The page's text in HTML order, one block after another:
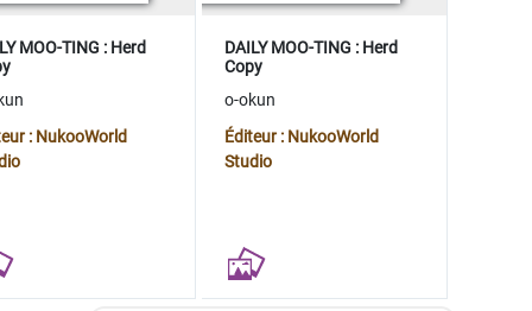
MOO-TING : Herd
: NukooWorld
DAILY MOO-TING : Herd
Copy
o-okun
Éditeur : NukooWorld
Studio